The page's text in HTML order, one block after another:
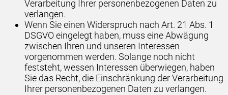
Verarbeitung Ihrer personenbezogenen Daten zu
verlangen.
Wenn Sie einen Widerspruch nach Art. 21 Abs. 1
DSGVO eingelegt haben, muss eine Abwägung
zwischen Ihren und unseren Interessen
vorgenommen werden. Solange noch nicht
feststeht, wessen Interessen überwiegen, haben
Sie das Recht, die Einschränkung der Verarbeitung
Ihrer personenbezogenen Daten zu verlangen.